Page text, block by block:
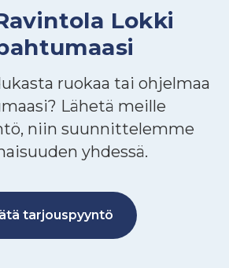
Lokki
ruokaa tai ohjelmaa
Lähetä meille
niin suunnittelemme
yhdessä.
tarjouspyyntö